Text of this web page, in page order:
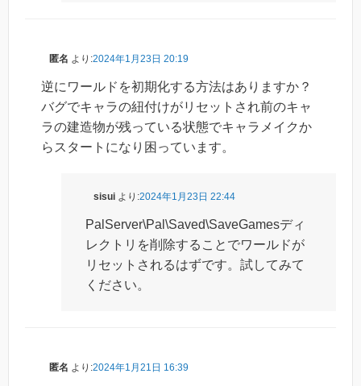
匿名 より:2024年1月23日 20:19
逆にワールドを初期化する方法はありますか？
バグでキャラの紐付けがリセットされ前のキャ
ラの建造物が残っている状態でキャラメイクか
らスタートになり困っています。
sisui より:2024年1月23日 22:44
PalServer\Pal\Saved\SaveGamesディ
レクトリを削除することでワールドが
リセットされるはずです。試してみて
ください。
匿名 より:2024年1月21日 16:39